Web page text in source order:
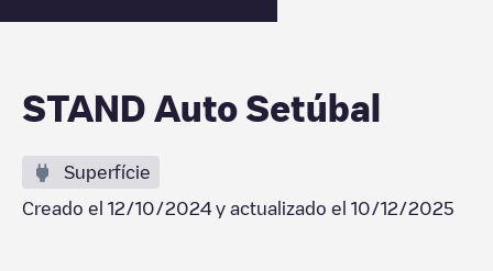
STAND Auto Setúbal
Superfície
Creado el 12/10/2024 y actualizado el 10/12/2025